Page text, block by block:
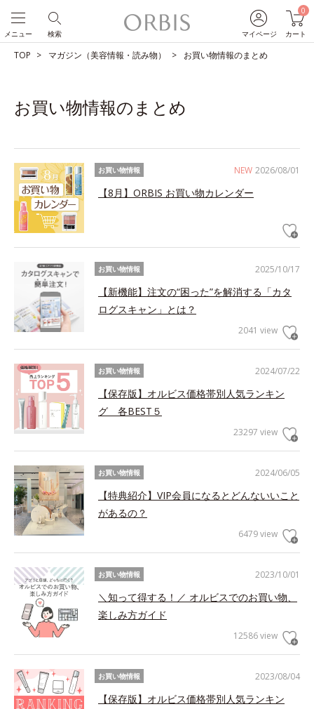
マイページ
0
カート
検索
メニュー
TOP マガジン（美容情報・読み物） お買い物情報のまとめ
お買い物情報のまとめ
NEW 2026/08/01
お買い物情報
【8月】ORBIS お買い物カレンダー
2025/10/17
お買い物情報
【新機能】注文の“困った”を解消する「カタ
ログスキャン」とは？
2041 view
2024/07/22
お買い物情報
【保存版】オルビス価格帯別人気ランキン
グ 各BEST５
23297 view
2024/06/05
お買い物情報
【特典紹介】VIP会員になるとどんないいこと
があるの？
6479 view
2023/10/01
お買い物情報
＼知って得する！／ オルビスでのお買い物、
楽しみ方ガイド
12586 view
2023/08/04
お買い物情報
【保存版】オルビス価格帯別人気ランキン